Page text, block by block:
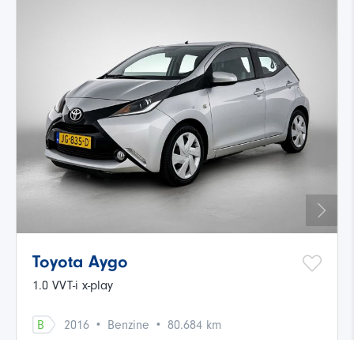
Toyota Aygo
1.0 VVT-i x-play
B 2016 · Benzine · 80.684 km